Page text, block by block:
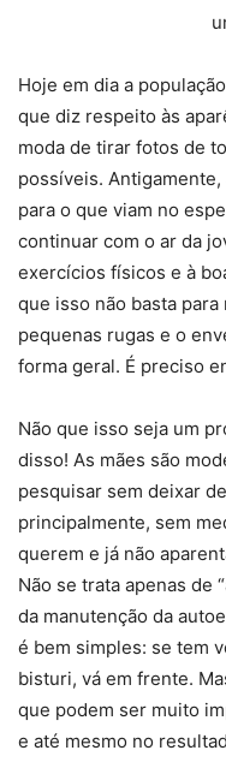
Hoje em dia a
que diz respeito às
moda de tirar fotos de
possíveis.
para o que viam no
continuar com o ar da
exercícios físicos e à
que isso não basta
pequenas rugas e o
forma geral. É preciso
Não que isso seja um
disso! As mães são
pesquisar sem deixar
principalmente, sem
querem e já não
Não se trata apenas de
da manutenção da
é bem simples: se tem
bisturi, vá em frente.
que podem ser muito
e até mesmo no